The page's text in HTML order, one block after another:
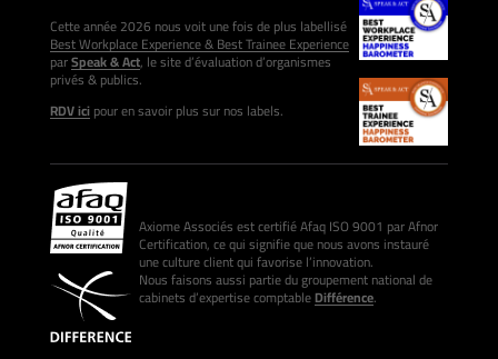
Cette année 2026 nous voit une fois de plus labellisé
Best Workplace Experience & Best Trainee Experience
parSpeak & Act, le site d’évaluation d’organismes
privés & publics.
RDV icipour en savoir plus sur nos labels.
Axiome Associés est certifié Afaq ISO 9001 par Afnor
Certification, ce qui signifie que nous avons instauré
une culture client qui favorise l’innovation.
Nous faisons aussi partie du groupement national de
cabinets d’expertise comptableDifférence.